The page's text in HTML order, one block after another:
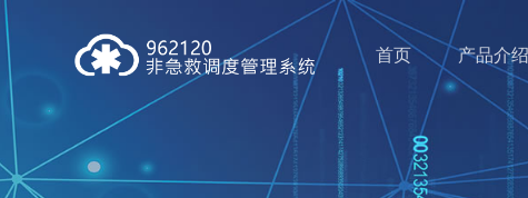
首页 产品介绍